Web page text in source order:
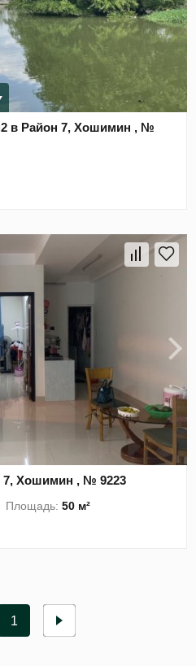
в Район 7, Хошимин , №
7, Хошимин , № 9223
Площадь:50 м²
1